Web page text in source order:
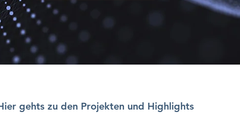
gehts zu den Projekten und Highlights